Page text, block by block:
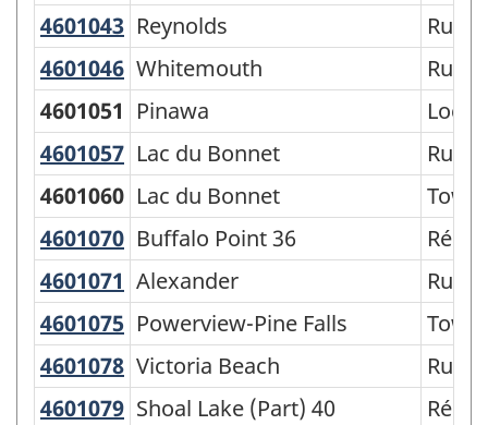
-
CGT
2006
-
Structure
de
la
classification
4601043 Reynolds
Reynolds
4601046 Whitemouth
Whitemouth
4601051 Pinawa
4601057 Lac du Bonnet
Lac du Bonnet
4601060 Lac du Bonnet
Town
4601070 Buffalo Point 36
Buffalo Point 36
4601071 Alexander
Alexander
4601075 Powerview-Pine Falls
Powerview-Pine Falls
Town
4601078 Victoria Beach
Victoria Beach
4601079 Shoal Lake (Part) 40
Shoal Lake (Part) 40